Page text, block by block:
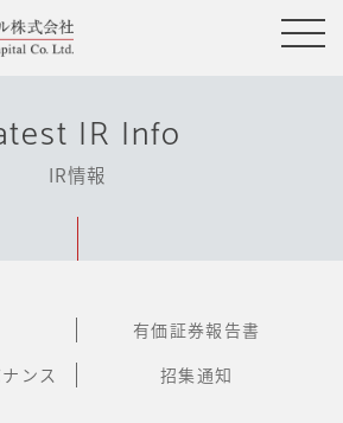
IR Info
IR情報
有価証券報告書
ンス
招集通知